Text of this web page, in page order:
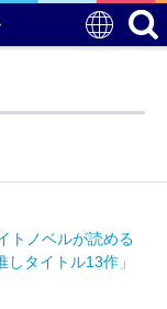
トノベルが読める
タイトル13作」